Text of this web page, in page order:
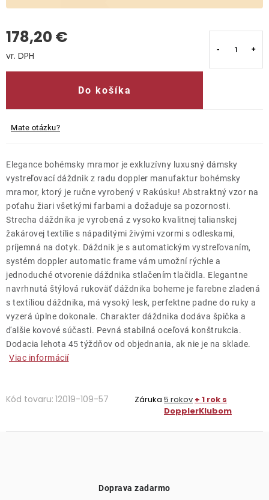
178,20 €
Do košíka
Mate otázku?
Elegance bohémsky mramor je exkluzívny luxusný dámsky
vystreľovací dáždnik z radu doppler manufaktur bohémsky
mramor, ktorý je ručne vyrobený v Rakúsku! Abstraktný vzor na
poťahu žiari všetkými farbami a dožaduje sa pozornosti.
Strecha dáždnika je vyrobená z vysoko kvalitnej talianskej
žakárovej textílie s nápaditými živými vzormi s odleskami,
príjemná na dotyk. Dáždnik je s automatickým vystreľovaním,
systém doppler automatic frame vám umožní rýchle a
jednoduché otvorenie dáždnika stlačením tlačidla. Elegantne
navrhnutá štýlová rukoväť dáždnika boheme je farebne zladená
s textíliou dáždnika, má vysoký lesk, perfektne padne do ruky a
vyzerá úplne dokonale. Charakter dáždnika dodáva špička a
ďalšie kovové súčasti. Pevná stabilná oceľová konštrukcia.
Dodacia lehota 45 týždňov od objednania, ak nie je na sklade.
Viac informácií
Kód tovaru: 12019-109-57 Záruka 5 rokov + 1 rok s
DopplerKlubom
Doprava zadarmo